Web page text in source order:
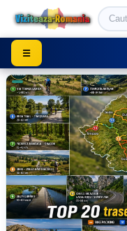
Viziteaza Romania |
☰